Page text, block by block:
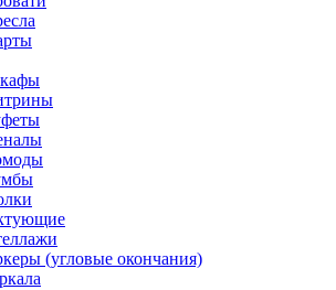
(угловые окончания)